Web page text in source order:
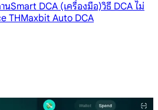
นSmart DCA (เครื่องมือ)วิธี DCA ไม่
THMaxbit Auto DCA